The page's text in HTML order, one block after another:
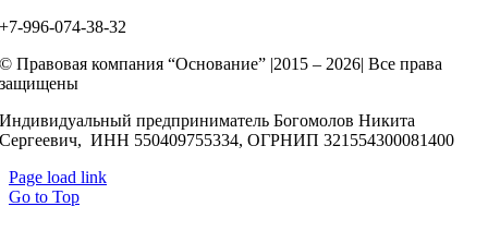
+7-996-074-38-32
© Правовая компания “Основание” |2015 – 2026| Все права
защищены
Индивидуальный предприниматель Богомолов Никита
Сергеевич, ИНН 550409755334, ОГРНИП 321554300081400
Page load link
Go to Top